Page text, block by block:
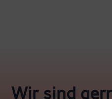
Wir sind